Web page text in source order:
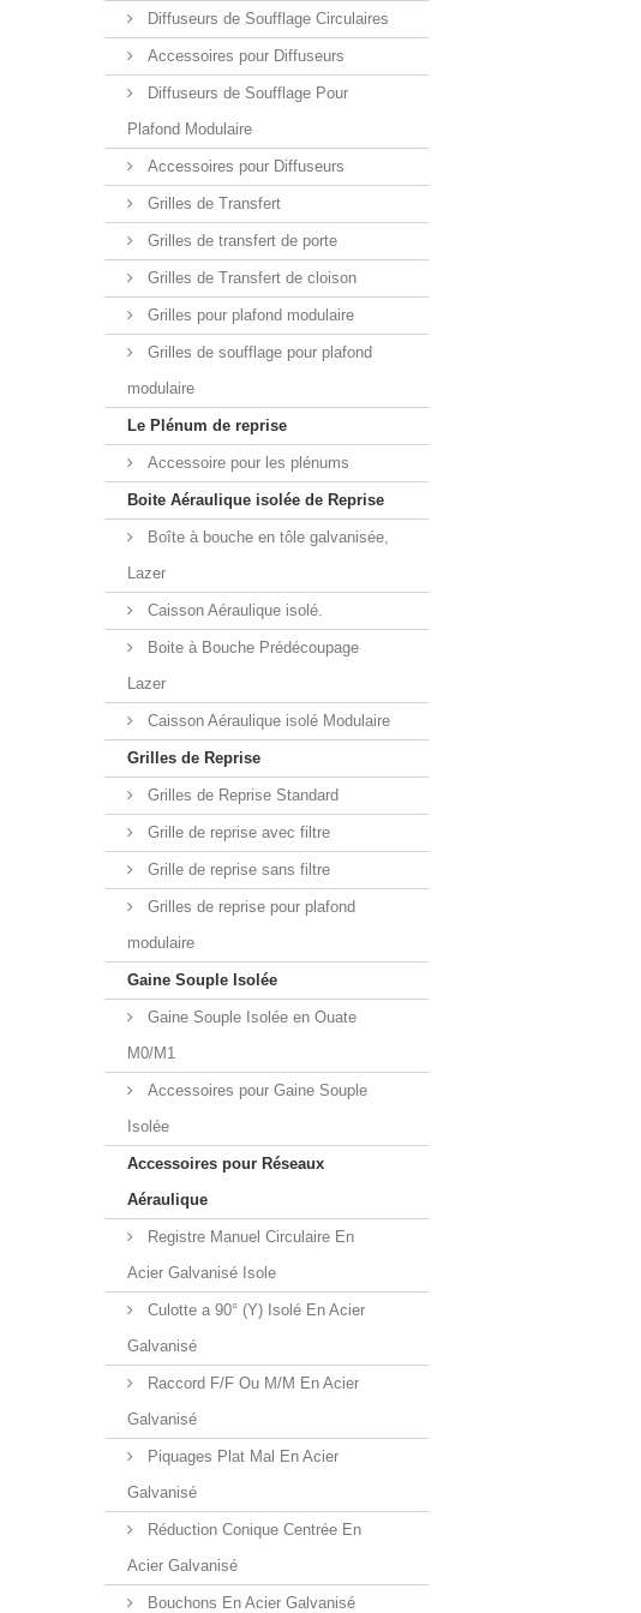
Diffuseurs de Soufflage Circulaires
Accessoires pour Diffuseurs
Diffuseurs de Soufflage Pour
Plafond Modulaire
Accessoires pour Diffuseurs
Grilles de Transfert
Grilles de transfert de porte
Grilles de Transfert de cloison
Grilles pour plafond modulaire
Grilles de soufflage pour plafond
modulaire
Le Plénum de reprise
Accessoire pour les plénums
Boite Aéraulique isolée de Reprise
Boîte à bouche en tôle galvanisée,
Lazer
Caisson Aéraulique isolé.
Boite à Bouche Prédécoupage
Lazer
Caisson Aéraulique isolé Modulaire
Grilles de Reprise
Grilles de Reprise Standard
Grille de reprise avec filtre
Grille de reprise sans filtre
Grilles de reprise pour plafond
modulaire
Gaine Souple Isolée
Gaine Souple Isolée en Ouate
M0/M1
Accessoires pour Gaine Souple
Isolée
Accessoires pour Réseaux
Aéraulique
Registre Manuel Circulaire En
Acier Galvanisé Isole
Culotte a 90° (Y) Isolé En Acier
Galvanisé
Raccord F/F Ou M/M En Acier
Galvanisé
Piquages Plat Mal En Acier
Galvanisé
Réduction Conique Centrée En
Acier Galvanisé
Bouchons En Acier Galvanisé